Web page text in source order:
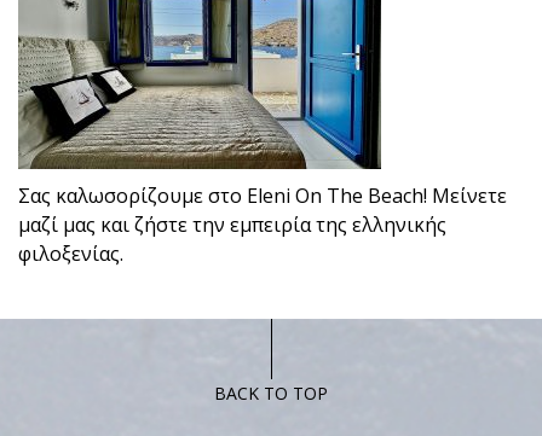
Σας καλωσορίζουμε στο Eleni On The Beach! Μείνετε
μαζί μας και ζήστε την εμπειρία της ελληνικής
φιλοξενίας.
BACK TO TOP